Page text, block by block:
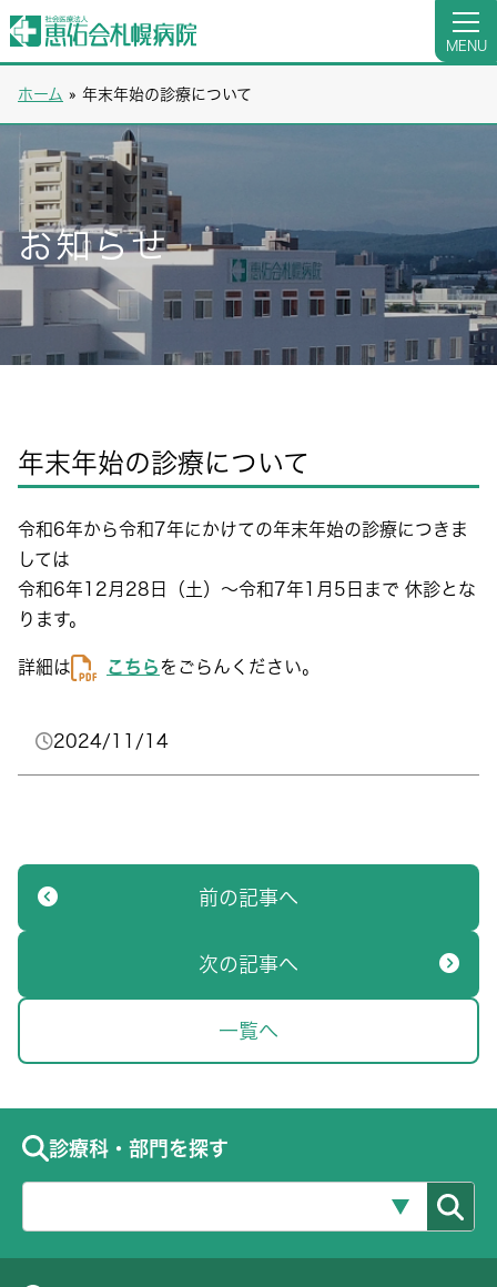
MENU
ホーム » 年末年始の診療について
お知らせ
年末年始の診療について
令和6年から令和7年にかけての年末年始の診療につきま
しては
令和6年12月28日（土）～令和7年1月5日まで 休診とな
ります。
詳細は こちらをごらんください。
2024/11/14
前の記事へ
一覧へ
次の記事へ
診療科・部門を探す